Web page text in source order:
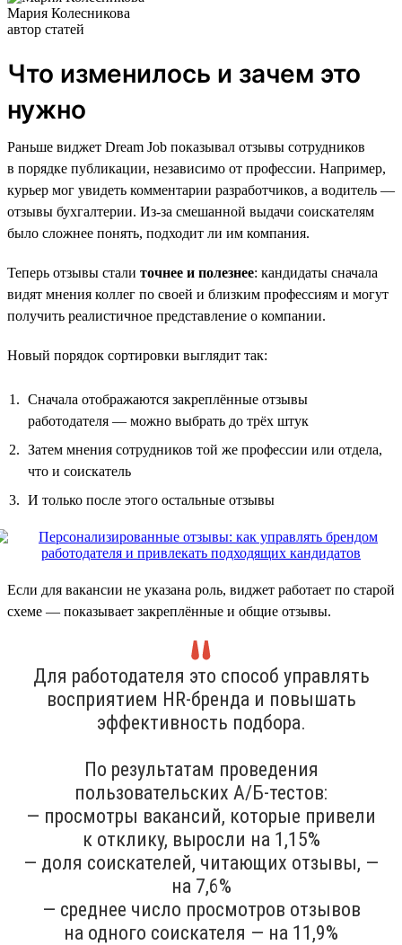
Мария Колесникова
автор статей
Что изменилось и зачем это
нужно
Раньше виджет Dream Job показывал отзывы сотрудников
в порядке публикации, независимо от профессии. Например,
курьер мог увидеть комментарии разработчиков, а водитель —
отзывы бухгалтерии. Из-за смешанной выдачи соискателям
было сложнее понять, подходит ли им компания.
Теперь отзывы стали точнее и полезнее: кандидаты сначала
видят мнения коллег по своей и близким профессиям и могут
получить реалистичное представление о компании.
Новый порядок сортировки выглядит так:
Сначала отображаются закреплённые отзывы
работодателя — можно выбрать до трёх штук
Затем мнения сотрудников той же профессии или отдела,
что и соискатель
И только после этого остальные отзывы
Если для вакансии не указана роль, виджет работает по старой
схеме — показывает закреплённые и общие отзывы.
Для работодателя это способ управлять
восприятием HR-бренда и повышать
эффективность подбора.
По результатам проведения
пользовательских A/Б-тестов:
— просмотры вакансий, которые привели
к отклику, выросли на 1,15%
— доля соискателей, читающих отзывы, —
на 7,6%
— среднее число просмотров отзывов
на одного соискателя — на 11,9%